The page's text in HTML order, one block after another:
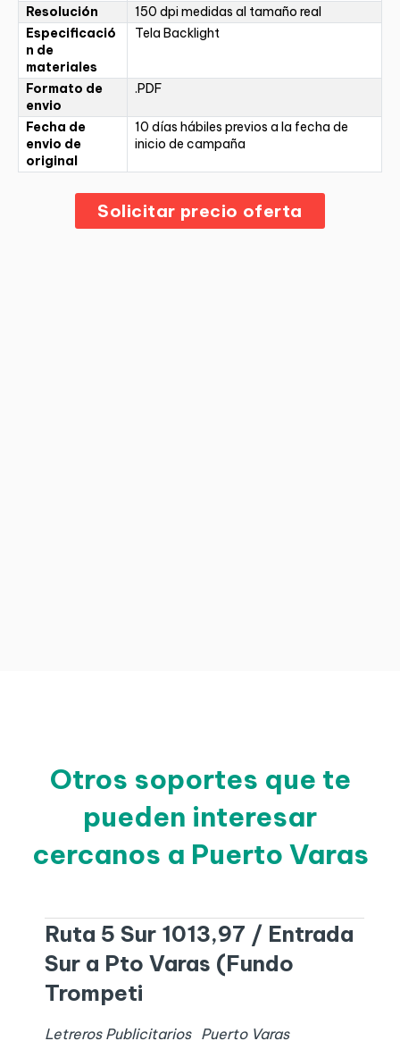
Resolución
150 dpi medidas al tamaño real
Especificació
n de
materiales
Tela Backlight
Formato de
envio
.PDF
Fecha de
envio de
original
10 días hábiles previos a la fecha de
inicio de campaña
Solicitar precio oferta
Otros soportes que te
pueden interesar
cercanos a Puerto Varas
Ruta 5 Sur 1013,97 / Entrada
Sur a Pto Varas (Fundo
Trompeti
Letreros Publicitarios Puerto Varas